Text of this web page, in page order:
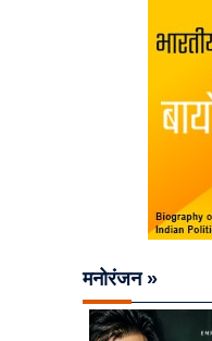
मनोरंजन »